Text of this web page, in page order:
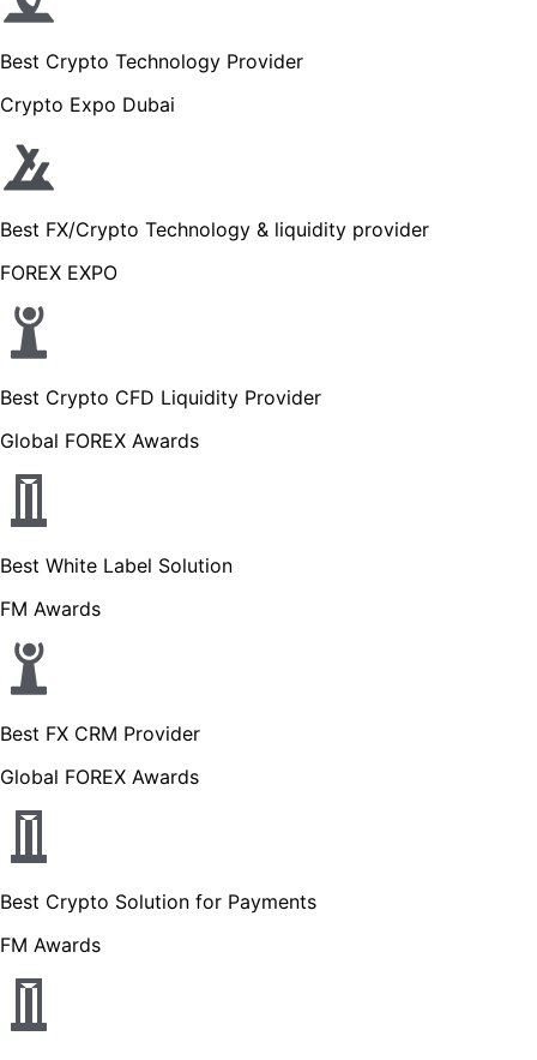
Best Crypto Technology Provider
Crypto Expo Dubai
Best FX/Crypto Technology & liquidity provider
FOREX EXPO
Best Crypto CFD Liquidity Provider
Global FOREX Awards
Best White Label Solution
FM Awards
Best FX CRM Provider
Global FOREX Awards
Best Crypto Solution for Payments
FM Awards